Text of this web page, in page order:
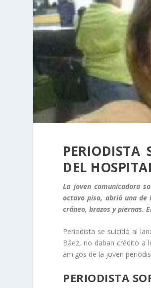
PERIODISTA
DEL
La joven comunicadora
octavo piso, abrió una
cráneo, brazos y piernas.
Periodista se suicidó al
Báez, no daban crédito a
amigos de la joven
PERIODISTA